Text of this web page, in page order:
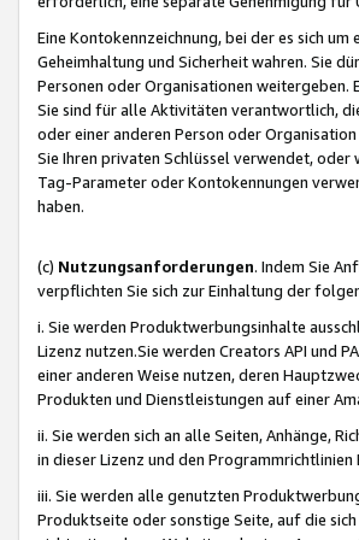
Eine Kontokennzeichnung, bei der es sich
Geheimhaltung und Sicherheit wahren. Sie
Personen oder Organisationen weitergeben.
Sie sind für alle Aktivitäten verantwortlich,
oder einer anderen Person oder
Sie Ihren privaten Schlüssel verwendet,
Tag-Parameter oder Kontokennungen
haben.
(c) Nutzungsanforderungen. Indem Sie
verpflichten Sie sich zur Einhaltung der
i. Sie werden Produktwerbungsinhalte
Lizenz nutzen.Sie werden Creators API und
einer anderen Weise nutzen, deren
Produkten und Dienstleistungen auf einer
ii. Sie werden sich an alle Seiten, Anhänge,
in dieser Lizenz und den Programmrichtlinien
iii. Sie werden alle genutzten
Produktseite oder sonstige Seite, auf die